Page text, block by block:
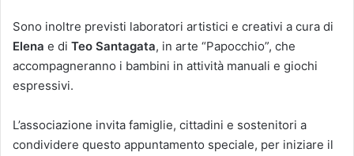
Sono inoltre previsti laboratori artistici e creativi a cura di
Elena e di Teo Santagata, in arte “Papocchio”, che
accompagneranno i bambini in attività manuali e giochi
espressivi.
L’associazione invita famiglie, cittadini e sostenitori a
condividere questo appuntamento speciale, per iniziare il